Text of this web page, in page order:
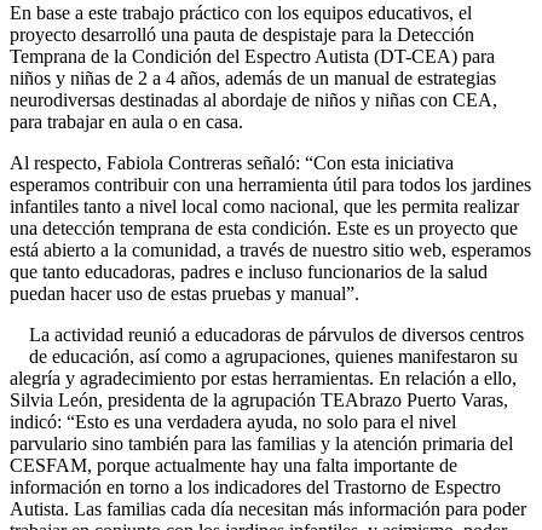
En base a este trabajo práctico con los equipos educativos, el
proyecto desarrolló una pauta de despistaje para la Detección
Temprana de la Condición del Espectro Autista (DT-CEA) para
niños y niñas de 2 a 4 años, además de un manual de estrategias
neurodiversas destinadas al abordaje de niños y niñas con CEA,
para trabajar en aula o en casa.
Al respecto, Fabiola Contreras señaló: “Con esta iniciativa
esperamos contribuir con una herramienta útil para todos los jardines
infantiles tanto a nivel local como nacional, que les permita realizar
una detección temprana de esta condición. Este es un proyecto que
está abierto a la comunidad, a través de nuestro sitio web, esperamos
que tanto educadoras, padres e incluso funcionarios de la salud
puedan hacer uso de estas pruebas y manual”.
La actividad reunió a educadoras de párvulos de diversos centros
de educación, así como a agrupaciones, quienes manifestaron su
alegría y agradecimiento por estas herramientas. En relación a ello,
Silvia León, presidenta de la agrupación TEAbrazo Puerto Varas,
indicó: “Esto es una verdadera ayuda, no solo para el nivel
parvulario sino también para las familias y la atención primaria del
CESFAM, porque actualmente hay una falta importante de
información en torno a los indicadores del Trastorno de Espectro
Autista. Las familias cada día necesitan más información para poder